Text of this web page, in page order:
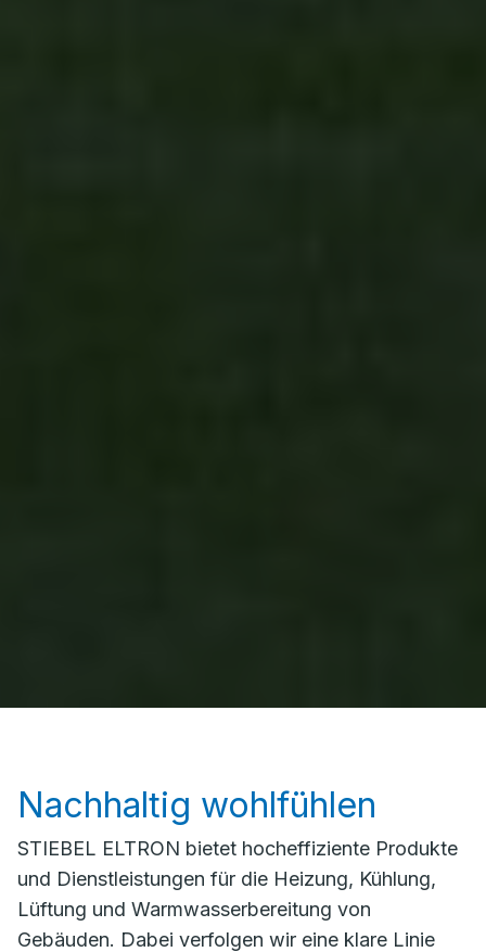
Nachhaltig wohlfühlen
STIEBEL ELTRON bietet hocheffiziente Produkte
und Dienstleistungen für die Heizung, Kühlung,
Lüftung und Warmwasserbereitung von
Gebäuden. Dabei verfolgen wir eine klare Linie